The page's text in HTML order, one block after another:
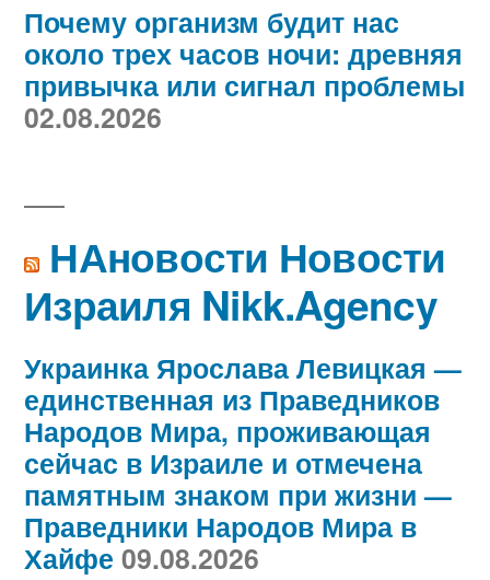
Почему организм будит нас
около трех часов ночи: древняя
привычка или сигнал проблемы
02.08.2026
НАновости Новости
Израиля Nikk.Agency
Украинка Ярослава Левицкая —
единственная из Праведников
Народов Мира, проживающая
сейчас в Израиле и отмечена
памятным знаком при жизни —
Праведники Народов Мира в
Хайфе 09.08.2026